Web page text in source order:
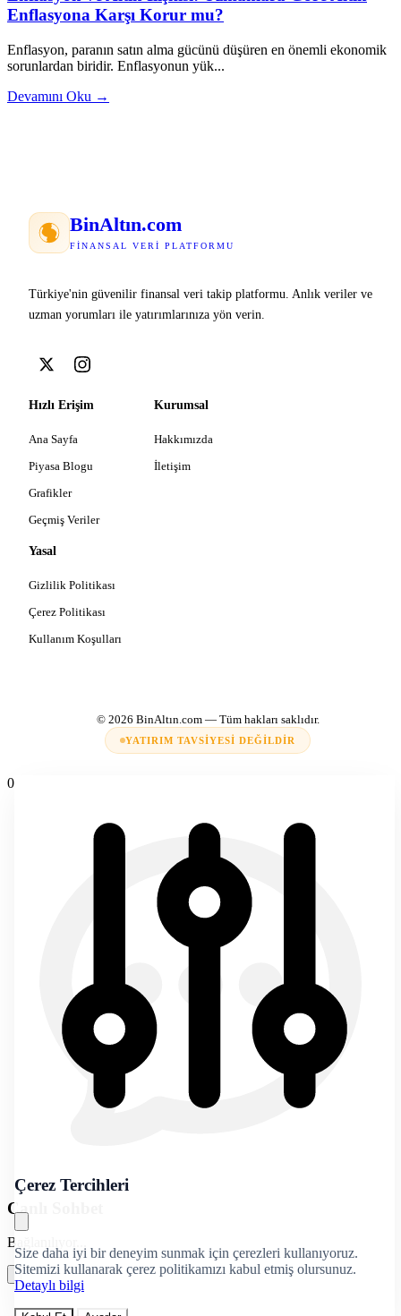
Enflasyona Karşı Korur mu?
Enflasyon, paranın satın alma gücünü düşüren en önemli ekonomik
sorunlardan biridir. Enflasyonun yük...
Devamını Oku →
BinAltın.com
FINANSAL VERI PLATFORMU
Türkiye'nin güvenilir finansal veri takip platformu. Anlık veriler ve
uzman yorumları ile yatırımlarınıza yön verin.
Hızlı Erişim
Ana Sayfa
Piyasa Blogu
Grafikler
Geçmiş Veriler
Kurumsal
Hakkımızda
İletişim
Yasal
Gizlilik Politikası
Çerez Politikası
Kullanım Koşulları
© 2026 BinAltın.com— Tüm hakları saklıdır.
YATIRIM TAVSIYESI DEĞILDIR
Çerez Tercihleri
Size daha iyi bir deneyim sunmak için çerezleri kullanıyoruz.
Sitemizi kullanarak çerez politikamızı kabul etmiş olursunuz.
Detaylı bilgi
0
Canlı Sohbet
Bağlanılıyor...